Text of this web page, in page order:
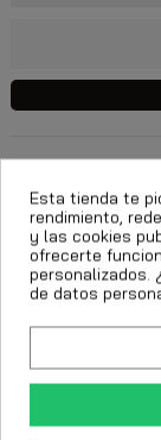
Descripción
Detalles del producto
Los clientes
Esta tienda te
rendimiento,
y las cookies
ofrecerte
personalizados.
de datos